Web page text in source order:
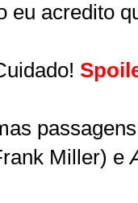
eu acredito
Miller) e